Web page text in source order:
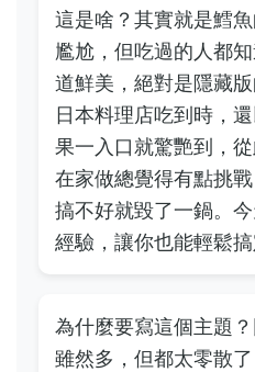
這是啥？其實就是鱈
尷尬，但吃過的人都
道鮮美，絕對是隱藏
日本料理店吃到時，
果一入口就驚艷到，
在家做總覺得有點挑
搞不好就毀了一鍋。
經驗，讓你也能輕鬆搞
為什麼要寫這個主題
雖然多，但都太零散